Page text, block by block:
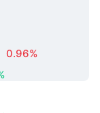
0.96%